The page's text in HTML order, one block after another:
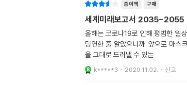
종이책 구매
세계미래보고서 2035-2055
올해는 코로나19로 인해 평범한 일
당연한 줄 알았으니까. 앞으로 마스
을 그대로 드러낼 수 있는
k*****3 2020.11.02. 신고